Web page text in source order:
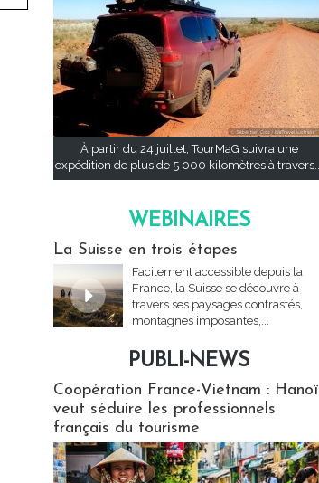
À partir du 24 juillet, TourMaG suivra une
expédition de plus de 5 000 kilomètres à travers...
WEBINAIRES
La Suisse en trois étapes
Facilement accessible depuis la
France, la Suisse se découvre à
travers ses paysages contrastés,
montagnes imposantes,...
PUBLI-NEWS
Coopération France-Vietnam : Hanoï
veut séduire les professionnels
français du tourisme